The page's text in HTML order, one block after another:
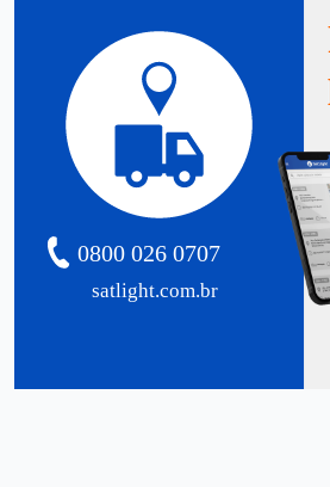
satlight.com.br
0800 026 0707